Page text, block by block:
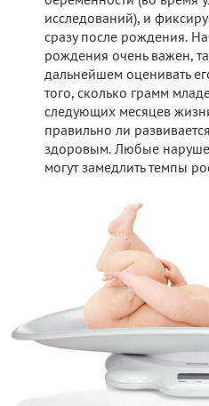
исследований), и
сразу после рождения.
рождения очень важен,
дальнейшем оценивать
того, сколько грамм
следующих месяцев
правильно ли
здоровым. Любые
могут замедлить темпы